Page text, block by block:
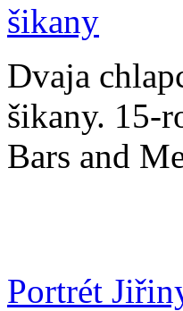
Dvaja
šikany. 15-
Bars and
Portrét